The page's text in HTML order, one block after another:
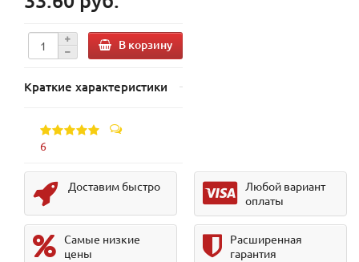
В корзину
Краткие характеристики
6
Доставим быстро
Любой вариант
оплаты
Самые низкие
цены
Расширенная
гарантия